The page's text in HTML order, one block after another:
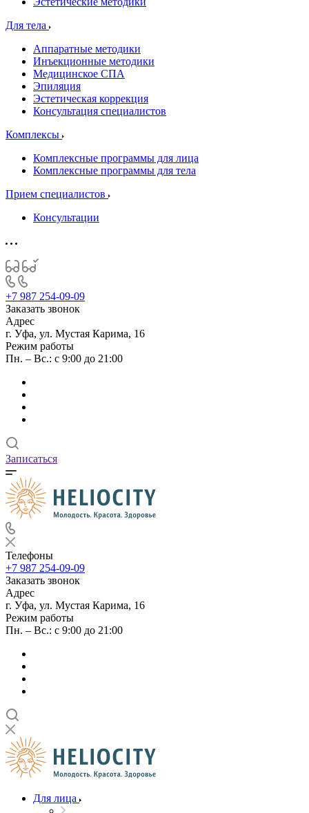
Для тела
Аппаратные методики
Инъекционные методики
Медицинское СПА
Эпиляция
Эстетическая коррекция
Консультация специалистов
Комплексы
Комплексные программы для лица
Комплексные программы для тела
Прием специалистов
Консультации
+7 987 254-09-09
Заказать звонок
Адрес
г. Уфа, ул. Мустая Карима, 16
Режим работы
Пн. – Вс.: с 9:00 до 21:00
Записаться
Телефоны
+7 987 254-09-09
Заказать звонок
Адрес
г. Уфа, ул. Мустая Карима, 16
Режим работы
Пн. – Вс.: с 9:00 до 21:00
Для лица